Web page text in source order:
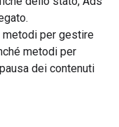
per gestire
metodi per
dei contenuti